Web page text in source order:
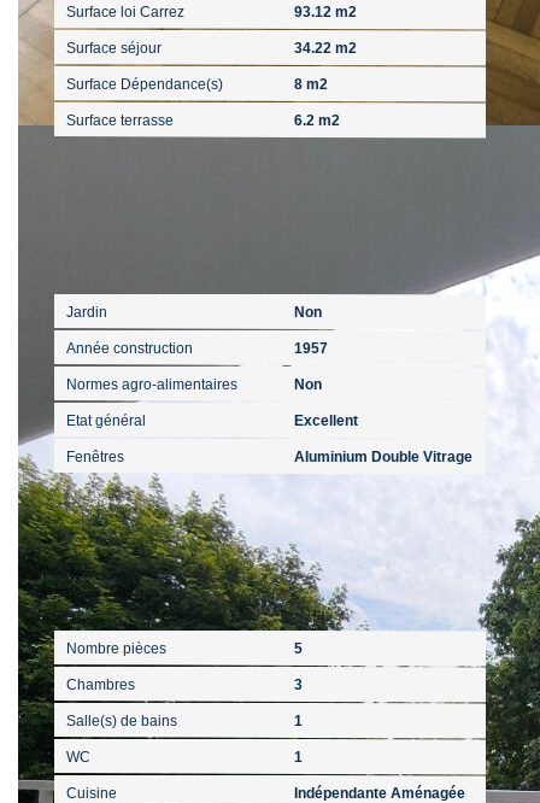
Surface loi Carrez 93.12 m2
Surface séjour 34.22 m2
Surface Dépendance(s) 8 m2
Surface terrasse 6.2 m2
Jardin Non
Année construction 1957
Normes agro-alimentaires Non
Etat général Excellent
Fenêtres Aluminium Double Vitrage
Intérieur
Nombre pièces 5
Chambres 3
Salle(s) de bains 1
WC 1
Cuisine Indépendante Aménagée